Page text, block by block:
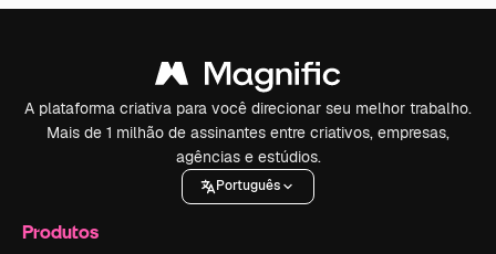
A plataforma criativa para você direcionar seu melhor trabalho.
Mais de 1 milhão de assinantes entre criativos, empresas,
agências e estúdios.
Português
Produtos